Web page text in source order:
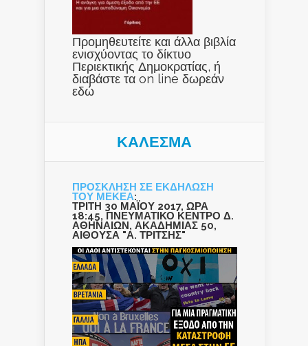
Προμηθευτείτε και άλλα βιβλία
ενισχύοντας το δίκτυο
Περιεκτικής Δημοκρατίας, ή
διαβάστε τα on line δωρεάν
εδώ
ΚΑΛΕΣΜΑ
ΠΡΟΣΚΛΗΣΗ ΣΕ ΕΚΔΗΛΩΣΗ
ΤΟΥ ΜΕΚΕΑ:
ΤΡΙΤΗ 30 ΜΑΪΟΥ 2017, ΩΡΑ
18:45, ΠΝΕΥΜΑΤΙΚΟ ΚΕΝΤΡΟ Δ.
ΑΘΗΝΑΙΩΝ, ΑΚΑΔΗΜΙΑΣ 50,
ΑΙΘΟΥΣΑ "Α. ΤΡΙΤΣΗΣ"